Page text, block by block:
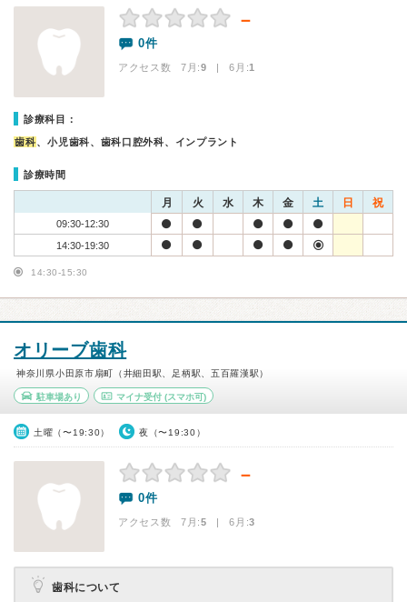
－
0件
アクセス数 7月:9 | 6月:1
診療科目：
歯科、小児歯科、歯科口腔外科、インプラント
診療時間
月 火 水 木 金 土 日 祝
09:30-12:30
14:30-19:30
14:30-15:30
オリーブ歯科
神奈川県小田原市扇町（井細田駅、足柄駅、五百羅漢駅）
駐車場あり マイナ受付(スマホ可)
土曜（〜19:30） 夜（〜19:30）
－
0件
アクセス数 7月:5 | 6月:3
歯科について